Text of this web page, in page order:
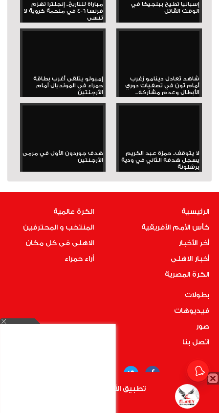
إسبانيا تطيح ببلجيكا في
الوقت القاتل
مباراة للتاريخ.. إنجلترا تهزم
فرنسا 6-4 في ملحمة كروية لا
تُنسى
شاهد تعادل دينامو زغرب
أمام ثون في تصفيات دوري
الأبطال وعدم مشاركة...
إمبولو يتلقى أغرب بطاقة
حمراء في المونديال أمام
الأرجنتين
لا يتوقف.. حمزة عبد الكريم
يسجل هدفه الثاني في ودية
برشلونة
هدف جوردون الأول في مرمى
الأرجنتين
الرئيسية
كأس الأمم الأفريقية
أخر الأخبار
أخبار الاهلى
الكرة المصرية
الكرة عالمية
المنتخب و المحترفين
الاهلى فى كل مكان
أراء حمراء
بطولات
فيديوهات
صور
اتصل بنا
COPYRIGHT © 2019 RedMedia | ALL RIGHTS RESERVED
تطبيق الأهلي.كوم متاح الأن